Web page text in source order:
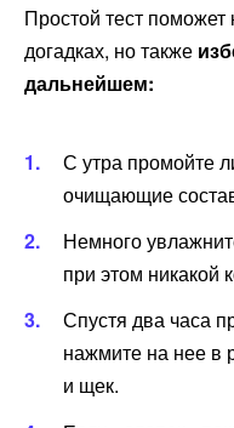
Простой тест поможет
догадках, но также
дальнейшем:
С утра промойте
очищающие
Немного
при этом никакой
Спустя два часа
нажмите на нее в
и щек.